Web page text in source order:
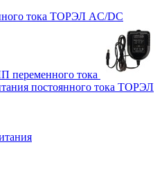
тока ТОРЭЛ AC/DC
переменного тока
постоянного тока ТОРЭЛ